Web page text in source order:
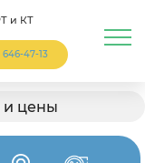
и КТ
646-47-13
и цены